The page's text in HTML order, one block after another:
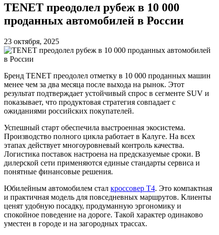
TENET преодолел рубеж в 10 000
проданных автомобилей в России
23 октября, 2025
Бренд TENET преодолел отметку в 10 000 проданных машин
менее чем за два месяца после выхода на рынок. Этот
результат подтверждает устойчивый спрос в сегменте SUV и
показывает, что продуктовая стратегия совпадает с
ожиданиями российских покупателей.
Успешный старт обеспечила выстроенная экосистема.
Производство полного цикла работает в Калуге. На всех
этапах действует многоуровневый контроль качества.
Логистика поставок настроена на предсказуемые сроки. В
дилерской сети применяются единые стандарты сервиса и
понятные финансовые решения.
Юбилейным автомобилем стал кроссовер T4. Это компактная
и практичная модель для повседневных маршрутов. Клиенты
ценят удобную посадку, продуманную эргономику и
спокойное поведение на дороге. Такой характер одинаково
уместен в городе и на загородных трассах.